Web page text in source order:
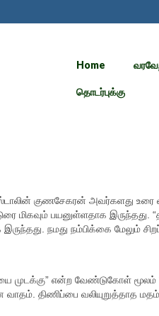
Home
தொடர்புக்கு
குணசேகரன் அவர்களது உரை
மிகவும் பயனுள்ளதாக இருந்தது.
நமது நம்பிக்கை மேலும்
என்ற வேண்டுகோள் மூலம்
வாதம். திணிப்பை வலியுறுத்தாத